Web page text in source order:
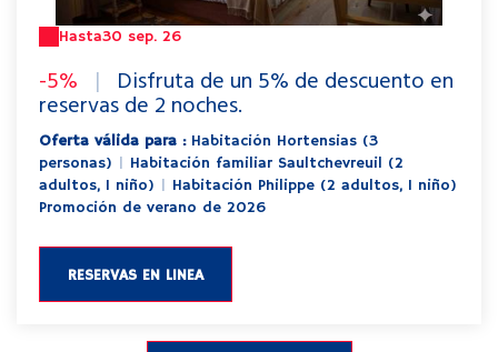
Hasta30 sep. 26
-5% | Disfruta de un 5% de descuento en
reservas de 2 noches.
Oferta válida para : Habitación Hortensias (3
personas) | Habitación familiar Saultchevreuil (2
adultos, 1 niño) | Habitación Philippe (2 adultos, 1 niño)
Promoción de verano de 2026
RESERVAS EN LINEA